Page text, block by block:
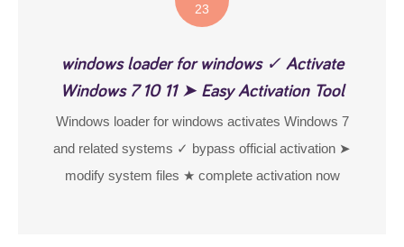
23
windows loader for windows ✓ Activate
Windows 7 10 11 ➤ Easy Activation Tool
Windows loader for windows activates Windows 7
and related systems ✓ bypass official activation ➤
modify system files ★ complete activation now